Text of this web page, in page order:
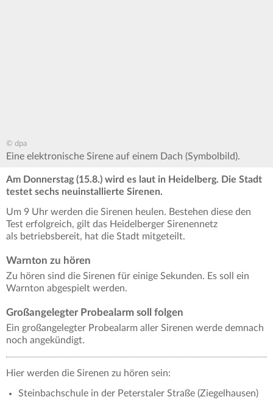
© dpa
Eine elektronische Sirene auf einem Dach (Symbolbild).
Am Donnerstag (15.8.) wird es laut in Heidelberg. Die Stadt
testet sechs neuinstallierte Sirenen.
Um 9 Uhr werden die Sirenen heulen. Bestehen diese den
Test erfolgreich, gilt das Heidelberger Sirenennetz
als betriebsbereit, hat die Stadt mitgeteilt.
Warnton zu hören
Zu hören sind die Sirenen für einige Sekunden. Es soll ein
Warnton abgespielt werden.
Großangelegter Probealarm soll folgen
Ein großangelegter Probealarm aller Sirenen werde demnach
noch angekündigt.
Hier werden die Sirenen zu hören sein:
Steinbachschule in der Peterstaler Straße (Ziegelhausen)